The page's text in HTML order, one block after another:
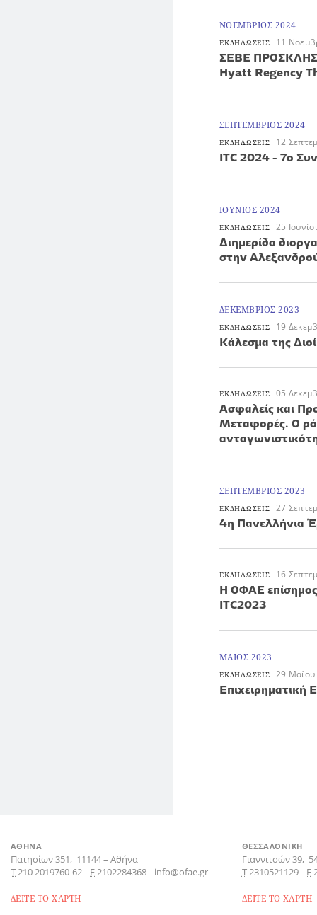
ΝΟΕΜΒΡΙΟΣ 2024
ΕΚΔΗΛΩΣΕΙΣ 11
ΣΕΒΕ
Hyatt Regency
ΣΕΠΤΕΜΒΡΙΟΣ 2024
ΕΚΔΗΛΩΣΕΙΣ 12
ITC 2024 - 7ο
ΙΟΥΝΙΟΣ 2024
ΕΚΔΗΛΩΣΕΙΣ 25
Διημερίδα
στην
ΔΕΚΕΜΒΡΙΟΣ 2023
ΕΚΔΗΛΩΣΕΙΣ 19
Κάλεσμα της
ΕΚΔΗΛΩΣΕΙΣ 05
Ασφαλείς και
Μεταφορές. Ο
ΣΕΠΤΕΜΒΡΙΟΣ 2023
ΕΚΔΗΛΩΣΕΙΣ 27
4η Πανελλήνια
ΕΚΔΗΛΩΣΕΙΣ 16
H ΟΦΑΕ
ΙΤC2023
ΜΑΙΟΣ 2023
ΕΚΔΗΛΩΣΕΙΣ 29
ΑΘΗΝΑ
Πατησίων 351, 11144– Αθήνα
Τ210 2019760-62 F2102284368 info@ofae.gr
ΔΕΙΤΕ ΤΟ ΧΑΡΤΗ
ΘΕΣΣΑΛΟΝΙΚΗ
Γιαννιτσών 39,
Τ2310521129 F
ΔΕΙΤΕ ΤΟ ΧΑΡΤΗ